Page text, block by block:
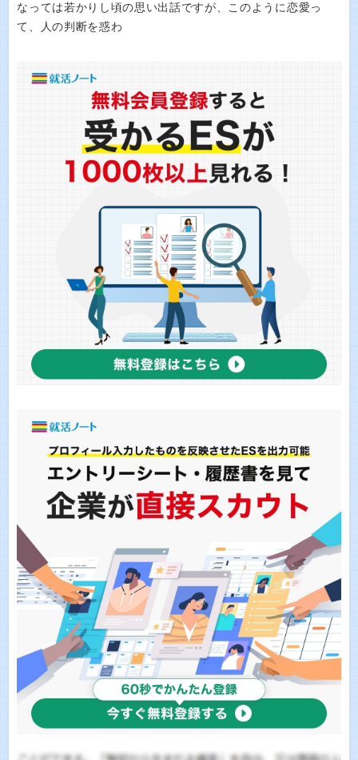
なっては若かりし頃の思い出話ですが、このように恋愛っ
て、人の判断を惑わ